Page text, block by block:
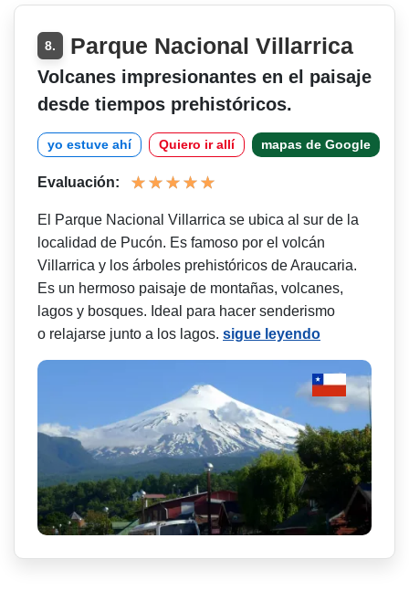
8. Parque Nacional Villarrica
Volcanes impresionantes en el paisaje
desde tiempos prehistóricos.
yo estuve ahí Quiero ir allí mapas de Google
Evaluación:
El Parque Nacional Villarrica se ubica al sur de la
localidad de Pucón. Es famoso por el volcán
Villarrica y los árboles prehistóricos de Araucaria.
Es un hermoso paisaje de montañas, volcanes,
lagos y bosques. Ideal para hacer senderismo
o relajarse junto a los lagos. sigue leyendo